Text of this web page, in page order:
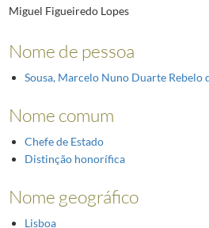
Miguel Figueiredo Lopes
Nome de pessoa
Sousa, Marcelo Nuno Duarte Rebelo
Nome comum
Chefe de Estado
Distinção honorífica
Nome geográfico
Lisboa